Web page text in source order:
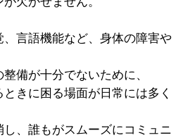
言語機能など、身体の障害や
備が十分でないために、
きに困る場面が日常には多く
、誰もがスムーズにコミュニ